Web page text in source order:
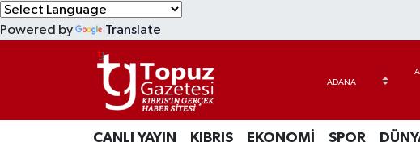
Powered by Translate
CANLI YAYIN KIBRIS EKONOMİ SPOR
EKONOMİ
Lefkoşa Nöbetçi Eczaneler
Lefkoşa Hava Durumu
Lefkoşa Trafik Yoğunluk Haritası